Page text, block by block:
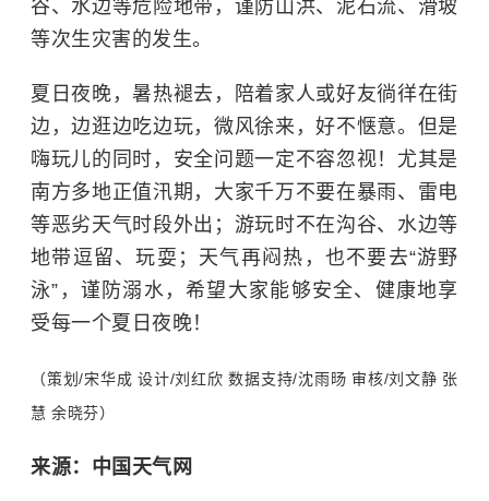
谷、水边等危险地带，谨防山洪、泥石流、滑坡
等次生灾害的发生。
夏日夜晚，暑热褪去，陪着家人或好友徜徉在街
边，边逛边吃边玩，微风徐来，好不惬意。但是
嗨玩儿的同时，安全问题一定不容忽视！尤其是
南方多地正值汛期，大家千万不要在暴雨、雷电
等恶劣天气时段外出；游玩时不在沟谷、水边等
地带逗留、玩耍；天气再闷热，也不要去“游野
泳”，谨防溺水，希望大家能够安全、健康地享
受每一个夏日夜晚！
（策划/宋华成 设计/刘红欣 数据支持/沈雨旸 审核/刘文静 张
慧 余晓芬）
来源：中国天气网